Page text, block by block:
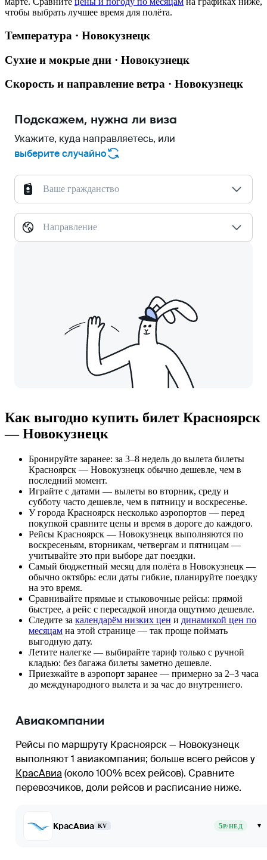
чтобы выбрать лучшее время для полёта.
Температура · Новокузнецк
Сухие и мокрые дни · Новокузнецк
Скорость и направление ветра · Новокузнецк
Подскажем, нужна ли виза
Укажите, куда направляетесь, или
выберите случайно
Ваше гражданство
Направление
Как выгодно купить билет Красноярск
— Новокузнецк
Бронируйте заранее: за 3–8 недель до вылета билеты
Красноярск — Новокузнецк обычно дешевле, чем в
последний момент.
Играйте с датами — вылеты во вторник, среду и
субботу часто дешевле, чем в пятницу и воскресенье.
У города Красноярск несколько аэропортов — перед
покупкой сравните цены и время в дороге до каждого.
Рейсы Красноярск — Новокузнецк выполняются по
воскресеньям, вторникам, четвергам и пятницам —
учитывайте это при выборе дат поездки.
Самый бюджетный месяц для полёта в Новокузнецк —
обычно октябрь: если даты гибкие, планируйте поездку
на это время.
Сравнивайте прямые и стыковочные рейсы: прямой
быстрее, а рейс с пересадкой иногда ощутимо дешевле.
Следите за календарём низких цен и динамикой цен по
месяцам на этой странице — так проще поймать
выгодную дату.
Летите налегке — выбирайте тариф только с ручной
кладью: без багажа билеты заметно дешевле.
Приезжайте в аэропорт заранее — примерно за 2–3 часа
до международного вылета и за час до внутреннего.
Авиакомпании
Рейсы по маршруту Красноярск — Новокузнецк
выполняют 1 авиакомпания; больше всего рейсов у
КрасАвиа (около 100% всех рейсов). Сравните
перевозчиков, доли рейсов и расписание ниже.
КрасАвиа KV 5Р/НЕД ▾